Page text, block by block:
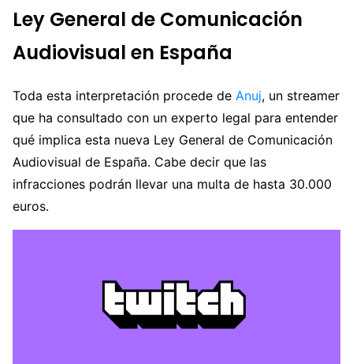
Ley General de Comunicación
Audiovisual en España
Toda esta interpretación procede de Anuj, un streamer
que ha consultado con un experto legal para entender
qué implica esta nueva Ley General de Comunicación
Audiovisual de España. Cabe decir que las
infracciones podrán llevar una multa de hasta 30.000
euros.